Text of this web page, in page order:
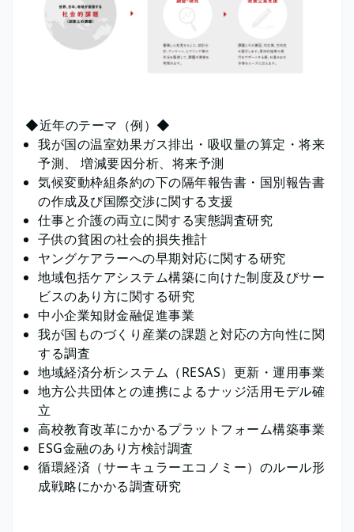
◆近年のテーマ（例）◆
我が国の温室効果ガス排出・吸収量の算定・将来
予測、 増減要因分析、将来予測
気候変動枠組条約の下の隔年報告書・国別報告書
の作成及び国際交渉に関する支援
仕事と介護の両立に関する実態調査研究
子供の貧困の社会的損失推計
ヤングケアラーへの早期対応に関する研究
地域包括ケアシステム構築に向けた制度及びサー
ビスのあり方に関する研究
中小企業知財金融促進事業
我が国ものづくり産業の課題と対応の方向性に関
する調査
地域経済分析システム（RESAS）更新・運用事業
地方公共団体との連携によるナッジ活用モデル確
立
高校教育改革にかかるプラットフォーム構築事業
ESG金融のあり方検討調査
循環経済（サーキュラーエコノミー）のルール形
成戦略にかかる調査研究